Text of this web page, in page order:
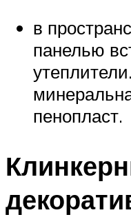
в
панелью
пенопласт.